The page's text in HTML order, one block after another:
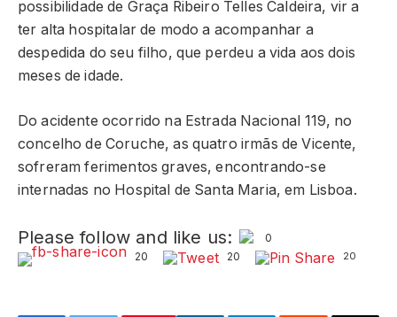
possibilidade de Graça Ribeiro Telles Caldeira, vir a
ter alta hospitalar de modo a acompanhar a
despedida do seu filho, que perdeu a vida aos dois
meses de idade.
Do acidente ocorrido na Estrada Nacional 119, no
concelho de Coruche, as quatro irmãs de Vicente,
sofreram ferimentos graves, encontrando-se
internadas no Hospital de Santa Maria, em Lisboa.
Please follow and like us:
0
20
20 20